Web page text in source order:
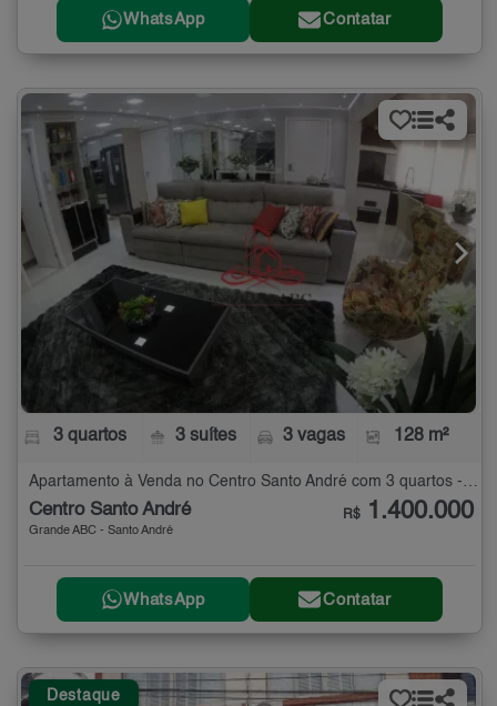
WhatsApp Contatar
3 quartos 3 suítes 3 vagas 128 m²
Apartamento à Venda no Centro Santo André com 3 quartos - 128 m²
Centro Santo André
Grande ABC - Santo André
R$ 1.400.000
WhatsApp Contatar
Destaque